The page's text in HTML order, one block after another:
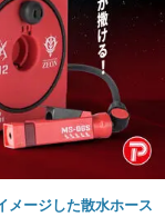
ージした散水ホース
ークやジオン公国軍の